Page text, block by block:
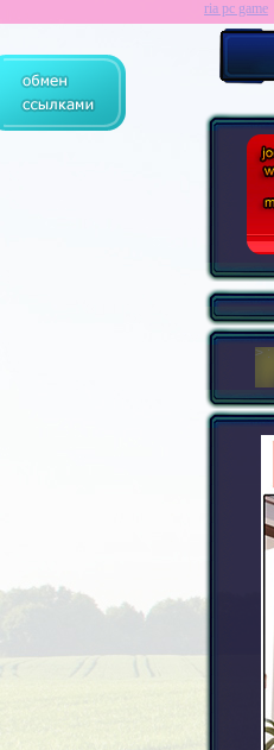
ria pc game
> :